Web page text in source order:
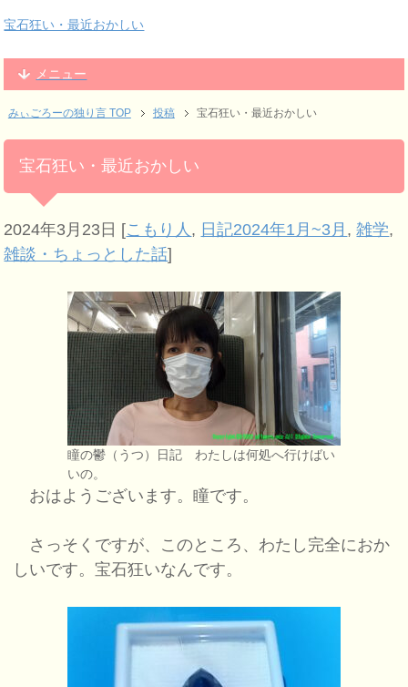
宝石狂い・最近おかしい
メニュー
みぃごろーの独り言 TOP 投稿 宝石狂い・最近おかしい
宝石狂い・最近おかしい
2024年3月23日 [こもり人 , 日記2024年1月~3月 ,雑学,
雑談・ちょっとした話]
瞳の鬱（うつ）日記 わたしは何処へ行けばい
いの。
おはようございます。瞳です。
さっそくですが、このところ、わたし完全におか
しいです。宝石狂いなんです。